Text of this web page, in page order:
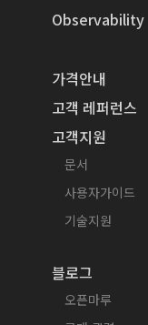
Observability
가격안내
고객 레퍼런스
고객지원
문서
사용자가이드
기술지원
블로그
오픈마루